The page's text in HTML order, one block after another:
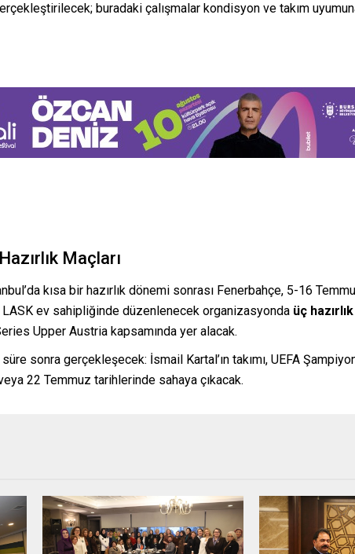
buradaki çalışmalar kondisyon ve takım
Maçları
kısa bir hazırlık dönemi sonrası Fenerbahçe, 5-16
LASK ev sahipliğinde düzenlenecek organizasyonda üç
Upper Austria kapsamında yer alacak.
sonra gerçekleşecek: İsmail Kartal’ın takımı, UEFA
22 Temmuz tarihlerinde sahaya çıkacak.